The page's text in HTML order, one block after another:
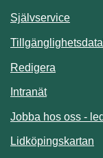
SjälvserviceLänk
Redigera
IntranätLänk till
Jobba hos oss -
Lidköpingskartan